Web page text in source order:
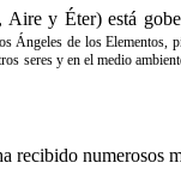
y Éter) está
Ángeles de los Elementos,
seres y en el medio
numerosos